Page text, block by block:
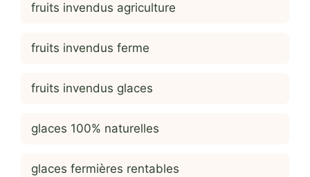
fruits invendus agriculture
fruits invendus ferme
fruits invendus glaces
glaces 100% naturelles
glaces fermières rentables